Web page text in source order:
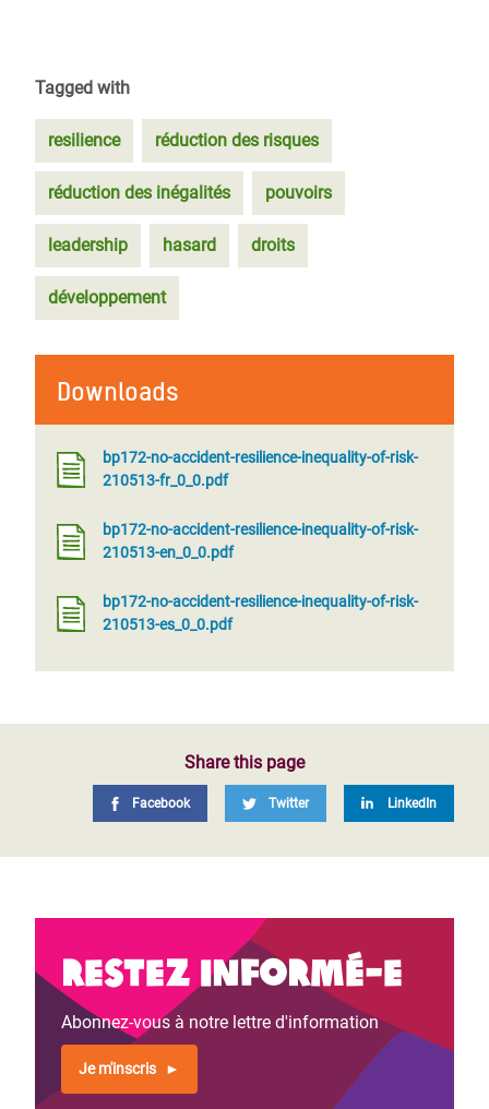
Tagged with
resilience réduction des risques
réduction des inégalités pouvoirs
leadership hasard droits
développement
Downloads
bp172-no-accident-resilience-inequality-of-risk-
210513-fr_0_0.pdf
bp172-no-accident-resilience-inequality-of-risk-
210513-en_0_0.pdf
bp172-no-accident-resilience-inequality-of-risk-
210513-es_0_0.pdf
Share this page
Facebook Twitter LinkedIn
Restez informé-e
Abonnez-vous à notre lettre d'information
Je m'inscris